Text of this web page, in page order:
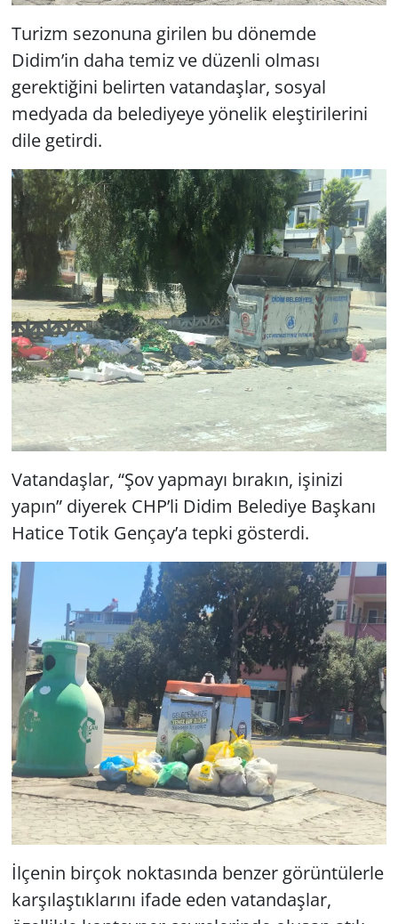
Turizm sezonuna girilen bu dönemde
Didim’in daha temiz ve düzenli olması
gerektiğini belirten vatandaşlar, sosyal
medyada da belediyeye yönelik eleştirilerini
dile getirdi.
Vatandaşlar, “Şov yapmayı bırakın, işinizi
yapın” diyerek CHP’li Didim Belediye Başkanı
Hatice Totik Gençay’a tepki gösterdi.
İlçenin birçok noktasında benzer görüntülerle
karşılaştıklarını ifade eden vatandaşlar,